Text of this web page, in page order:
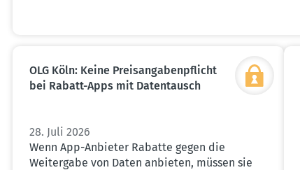
OLG Köln: Keine Preis­an­ga­ben­pflicht
bei Rabatt-Apps mit Daten­tausch
28. Juli 2026
Wenn App-Anbieter Rabatte gegen die
Weitergabe von Daten anbieten, müssen sie